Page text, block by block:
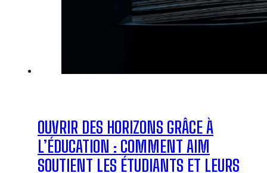
OUVRIR DES HORIZONS GRÂCE À
L’ÉDUCATION : COMMENT AIM
SOUTIENT LES ÉTUDIANTS ET LEURS